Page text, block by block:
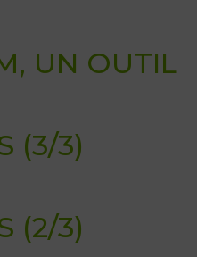
UN OUTIL
(3/3)
(2/3)